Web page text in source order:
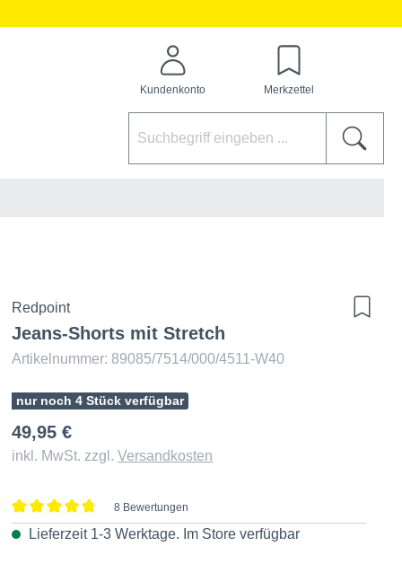
Kundenkonto Merkzettel
Redpoint
Jeans-Shorts mit Stretch
Artikelnummer: 89085/7514/000/4511-W40
nur noch 4 Stück verfügbar
49,95 €
inkl. MwSt. zzgl.Versandkosten
Durchschnittliche Bewertung von 4.7 von 5 Sternen
8 Bewertungen
Lieferzeit 1-3 Werktage. Im Store verfügbar